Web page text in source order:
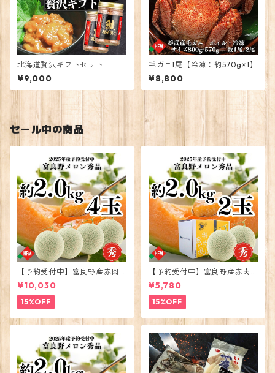
北海道贅沢ギフトセット
¥9,000
毛ガニ1尾【冷凍：約570g×1】
¥8,800
セール中の商品
【予約受付中】富良野産赤肉
メロン大玉4玉2026年度出荷
¥10,030
15%OFF
【予約受付中】富良野産赤肉
メロン大玉2玉2026年度出荷
¥5,780
15%OFF